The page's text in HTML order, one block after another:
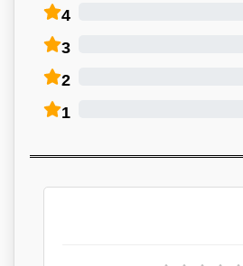
4
3
2
1